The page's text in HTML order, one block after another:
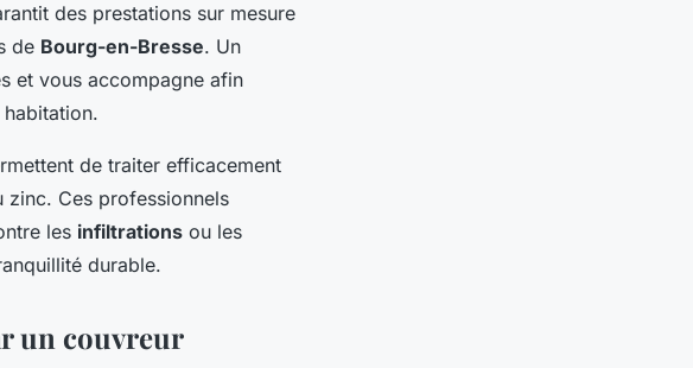
des prestations sur mesure
de Bourg-en-Bresse. Un
et vous accompagne afin
de traiter efficacement
zinc. Ces professionnels
les infiltrations ou les
durable.
un couvreur